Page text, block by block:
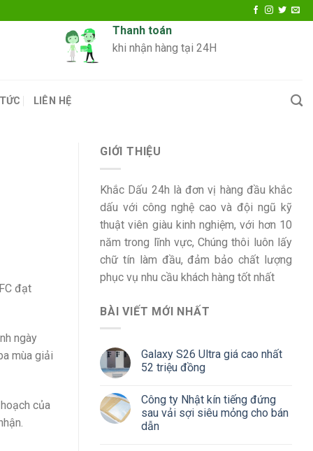
Thanh toán
khi nhận hàng tại 24H
LIÊN HỆ
đạt
ngày
mùa giải
của
GIỚI THIỆU
Khắc Dấu 24h là đơn vị hàng đầu khắc
dấu với công nghệ cao và đội ngũ kỹ
thuật viên giàu kinh nghiệm, với hơn 10
năm trong lĩnh vực, Chúng thôi luôn lấy
chữ tín làm đầu, đảm bảo chất lượng
phục vụ nhu cầu khách hàng tốt nhất
BÀI VIẾT MỚI NHẤT
Galaxy S26 Ultra giá cao nhất
52 triệu đồng
Công ty Nhật kín tiếng đứng
sau vải sợi siêu mỏng cho bán
dẫn